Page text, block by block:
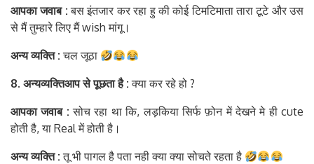
आपका जवाब:बस इंतजार कर रहा हु की कोई टिमटिमाता तारा टूटे और उस
से मैं तुम्हारे लिए मैं wish मांगू।
अन्य व्यक्ति: चल जूठा
8. अन्यव्यक्तिआप से पूछता है: क्या कर रहे हो ?
आपका जवाब: सोच रहा था कि, लड़किया सिर्फ फ़ोन में देखने मे ही cute
होती है, या Real में होती है।
अन्य व्यक्ति: तू भी पागल है पता नही क्या क्या सोचते रहता है